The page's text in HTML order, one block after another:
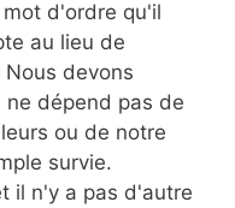
d'ordre qu'il
au lieu de
devons
dépend pas de
ou de notre
survie.
il n'y a pas d'autre